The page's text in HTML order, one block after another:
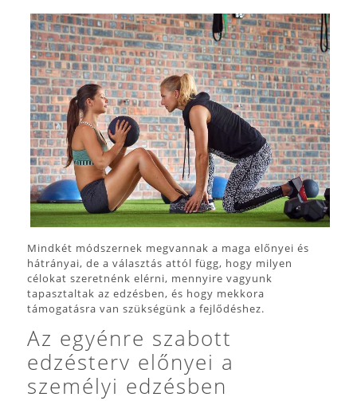
Mindkét módszernek megvannak a maga előnyei és
hátrányai, de a választás attól függ, hogy milyen
célokat szeretnénk elérni, mennyire vagyunk
tapasztaltak az edzésben, és hogy mekkora
támogatásra van szükségünk a fejlődéshez.
Az egyénre szabott
edzésterv előnyei a
személyi edzésben